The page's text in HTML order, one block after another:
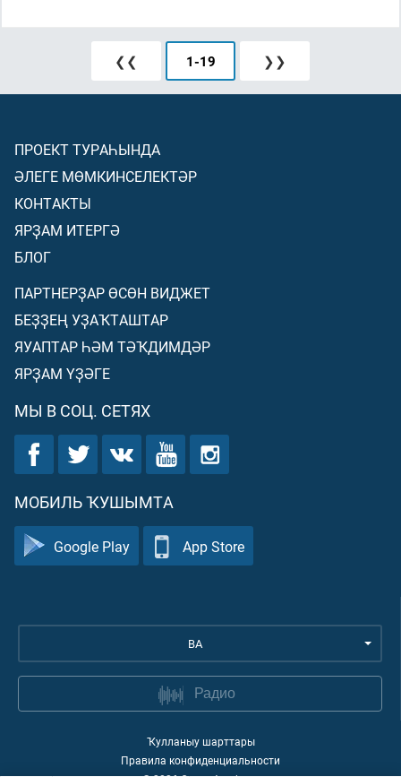
❮❮ 1-19 ❯❯
ПРОЕКТ ТУРАҺЫНДА
ӘЛЕГЕ МӨМКИНСЕЛЕКТӘР
КОНТАКТЫ
ЯРҘАМ ИТЕРГӘ
БЛОГ
ПАРТНЕРҘАР ӨСӨН ВИДЖЕТ
БЕҘҘЕҢ УҘАҠТАШТАР
ЯУАПТАР ҺӘМ ТӘҠДИМДӘР
ЯРҘАМ ҮҘӘГЕ
МЫ В СОЦ. СЕТЯХ
МОБИЛЬ ҠУШЫМТА
Google Play App Store
BA
Радио
Ҡулланыу шарттары
Правила конфиденциальности